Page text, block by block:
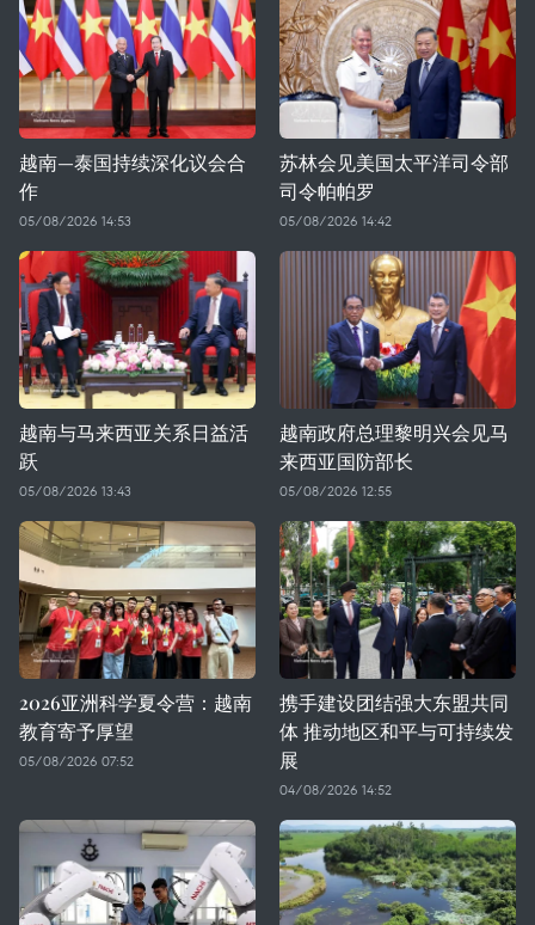
越南—泰国持续深化议会合
作
05/08/2026 14:53
苏林会见美国太平洋司令部
司令帕帕罗
05/08/2026 14:42
越南与马来西亚关系日益活
跃
05/08/2026 13:43
越南政府总理黎明兴会见马
来西亚国防部长
05/08/2026 12:55
2026亚洲科学夏令营：越南
教育寄予厚望
05/08/2026 07:52
携手建设团结强大东盟共同
体 推动地区和平与可持续发
展
04/08/2026 14:52